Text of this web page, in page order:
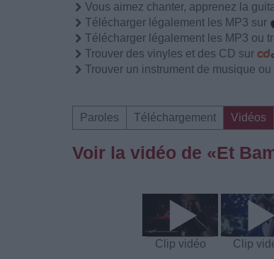
Vous aimez chanter, apprenez la
Télécharger légalement les MP3 sur
Télécharger légalement les MP3 ou
Trouver des vinyles et des CD sur
Trouver un instrument de musique
Paroles Téléchargement Vidéos
Voir la vidéo de «Et
Clip vidéo Clip